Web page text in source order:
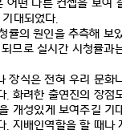
어떤 다른 컨셉을 보여
대되었다.
률의 원인을 추측해 보
므로 실시간 시청률
장식은 전혀 우리 문
. 화려한 출연진의 장점
개성있게 보여주길 기
. 지배인역할을 할 때나